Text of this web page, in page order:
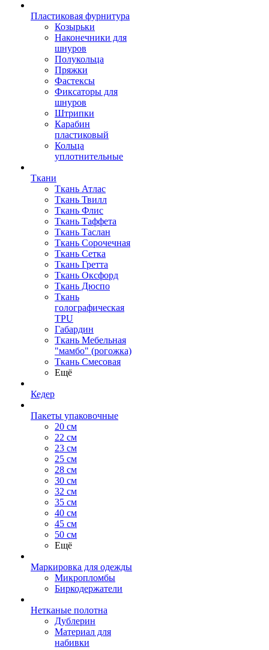
Пластиковая фурнитура
Козырьки
Наконечники для
шнуров
Полукольца
Пряжки
Фастексы
Фиксаторы для
шнуров
Штрипки
Карабин
пластиковый
Кольца
уплотнительные
Ткани
Ткань Атлас
Ткань Твилл
Ткань Флис
Ткань Таффета
Ткань Таслан
Ткань Сорочечная
Ткань Сетка
Ткань Гретта
Ткань Оксфорд
Ткань Дюспо
Ткань
голографическая
TPU
Габардин
Ткань Мебельная
"мамбо" (рогожка)
Ткань Смесовая
Ещё
Кедер
Пакеты упаковочные
20 см
22 см
23 см
25 см
28 см
30 см
32 см
35 см
40 см
45 см
50 см
Ещё
Маркировка для одежды
Микропломбы
Биркодержатели
Нетканые полотна
Дублерин
Материал для
набивки